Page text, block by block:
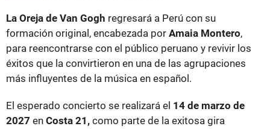
La Oreja de Van Gogh regresará a Perú con su
formación original, encabezada por Amaia Montero,
para reencontrarse con el público peruano y revivir los
éxitos que la convirtieron en una de las agrupaciones
más influyentes de la música en español.
El esperado concierto se realizará el 14 de marzo de
2027 en Costa 21, como parte de la exitosa gira